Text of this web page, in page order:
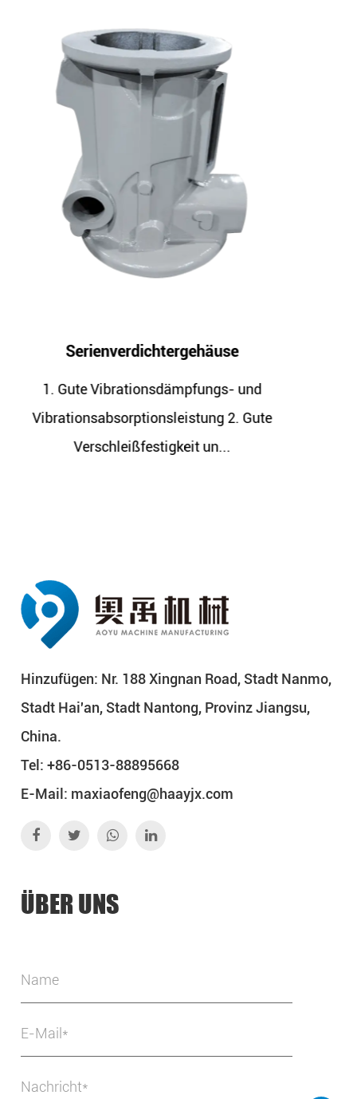
Gute
Kompressorlagersitz
1. Gute Vibrationsdämpfungs-
Vibrationsabsorptionsleistung 2.
Verschleißfestigkeit un...
Hinzufügen: Nr. 188 Xingnan Road, Stadt Nanmo,
Stadt Hai'an, Stadt Nantong, Provinz Jiangsu,
China.
Tel: +86-0513-88895668
E-Mail: maxiaofeng@haayjx.com
ÜBER UNS